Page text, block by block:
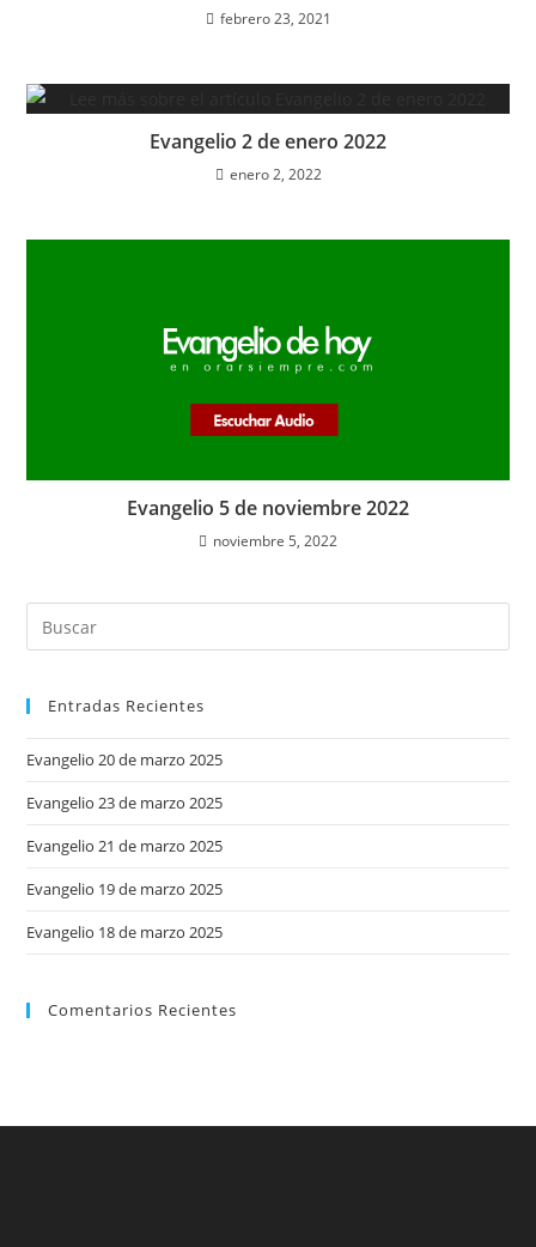
febrero 23, 2021
Evangelio 2 de enero 2022
enero 2, 2022
Evangelio 5 de noviembre 2022
noviembre 5, 2022
Entradas Recientes
Evangelio 20 de marzo 2025
Evangelio 23 de marzo 2025
Evangelio 21 de marzo 2025
Evangelio 19 de marzo 2025
Evangelio 18 de marzo 2025
Comentarios Recientes